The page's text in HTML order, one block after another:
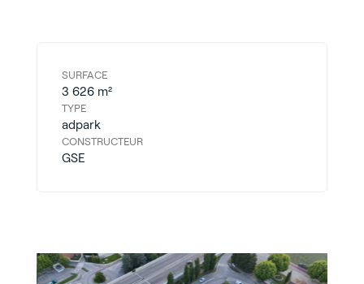
SURFACE
3 626 m²​
TYPE
adpark
CONSTRUCTEUR
GSE